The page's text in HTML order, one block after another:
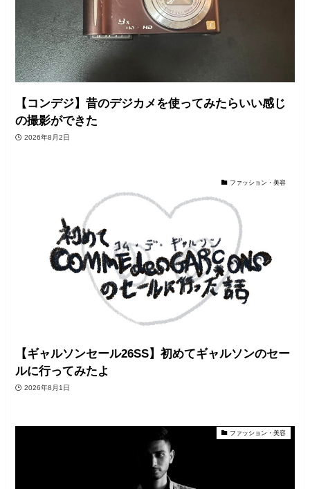
【コンデジ】昔のデジカメを使ってみたらいい感じ
の撮影ができた
2026年8月2日
ファッション・美容
【ギャルソンセール26SS】初めてギャルソンのセー
ルに行ってみたよ
2026年8月1日
ファッション・美容